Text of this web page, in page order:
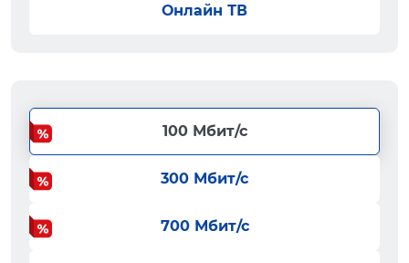
Онлайн ТВ
100 Мбит/с
300 Мбит/с
700 Мбит/с